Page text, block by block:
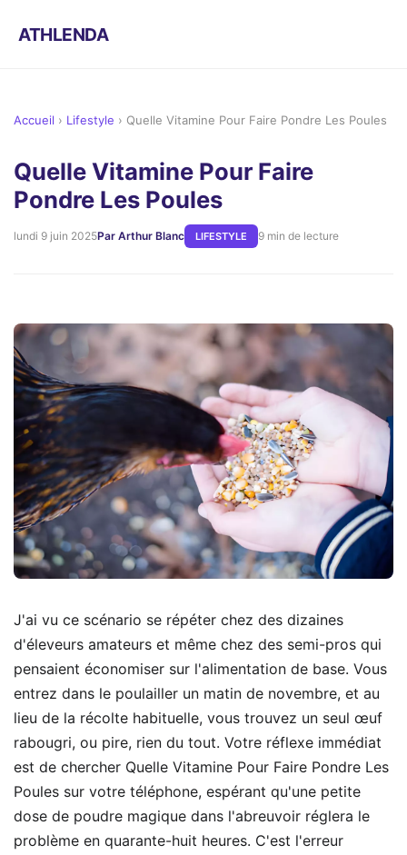
ATHLENDA
Accueil › Lifestyle › Quelle Vitamine Pour Faire Pondre Les Poules
Quelle Vitamine Pour Faire
Pondre Les Poules
lundi 9 juin 2025Par Arthur Blanc LIFESTYLE 9 min de lecture
J'ai vu ce scénario se répéter chez des dizaines
d'éleveurs amateurs et même chez des semi-pros qui
pensaient économiser sur l'alimentation de base. Vous
entrez dans le poulailler un matin de novembre, et au
lieu de la récolte habituelle, vous trouvez un seul œuf
rabougri, ou pire, rien du tout. Votre réflexe immédiat
est de chercher Quelle Vitamine Pour Faire Pondre Les
Poules sur votre téléphone, espérant qu'une petite
dose de poudre magique dans l'abreuvoir réglera le
problème en quarante-huit heures. C'est l'erreur